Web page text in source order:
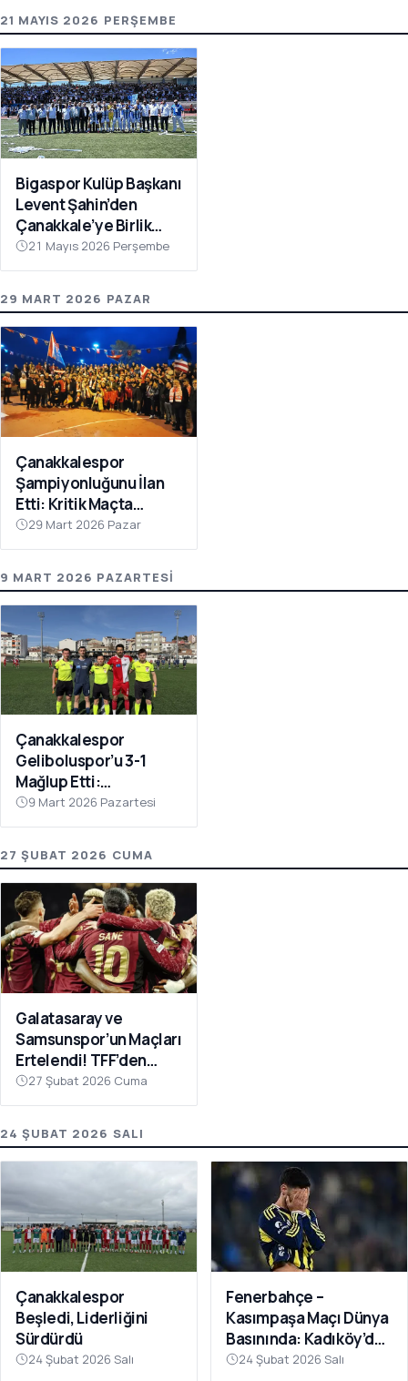
21 MAYIS 2026 PERŞEMBE
Bigaspor Kulüp Başkanı
Levent Şahin’den
Çanakkale’ye Birlik
Çağrısı
21 Mayıs 2026 Perşembe
29 MART 2026 PAZAR
Çanakkalespor
Şampiyonluğunu İlan
Etti: Kritik Maçta
Galibiyet Geldi
29 Mart 2026 Pazar
9 MART 2026 PAZARTESI
Çanakkalespor
Geliboluspor’u 3-1
Mağlup Etti:
Yenilmezlik Serisi 18
Maça Çıktı
9 Mart 2026 Pazartesi
27 ŞUBAT 2026 CUMA
Galatasaray ve
Samsunspor’un Maçları
Ertelendi! TFF’den
Avrupa Mesaisi Kararı
27 Şubat 2026 Cuma
24 ŞUBAT 2026 SALI
Çanakkalespor
Beşledi, Liderliğini
Sürdürdü
24 Şubat 2026 Salı
Fenerbahçe –
Kasımpaşa Maçı Dünya
Basınında: Kadıköy’de
Büyük Şok
24 Şubat 2026 Salı